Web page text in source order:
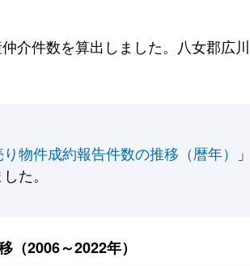
介件数を算出しました。八女郡広
物件成約報告件数の推移（暦年）
た。
（2006～2022年）